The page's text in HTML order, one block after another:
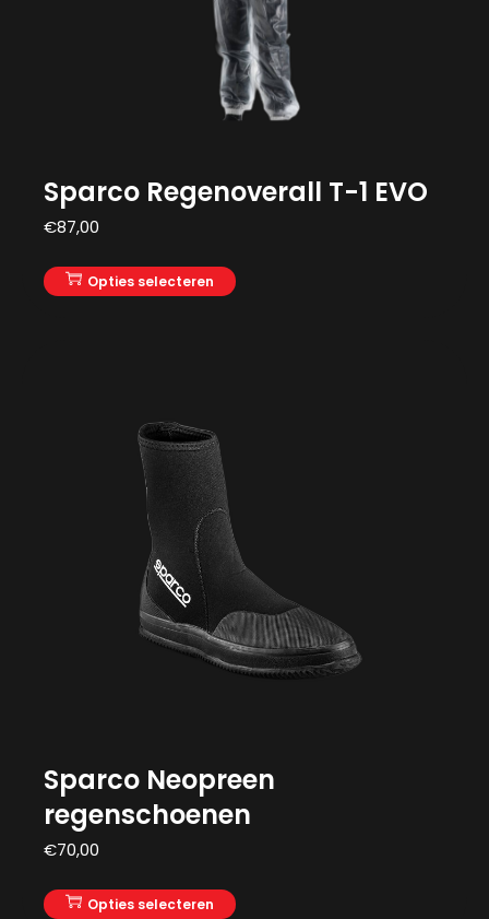
Sparco Regenoverall T-1 EVO
€87,00
Opties selecteren
Sparco Neopreen
regenschoenen
€70,00
Opties selecteren